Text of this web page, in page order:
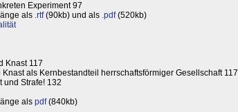
Experiment 97
als .rtf(90kb) und als .pdf(520kb)
Knast 117
als Kernbestandteil herrschaftsförmiger Gesellschaft 117
und Strafe! 132
als pdf(840kb)